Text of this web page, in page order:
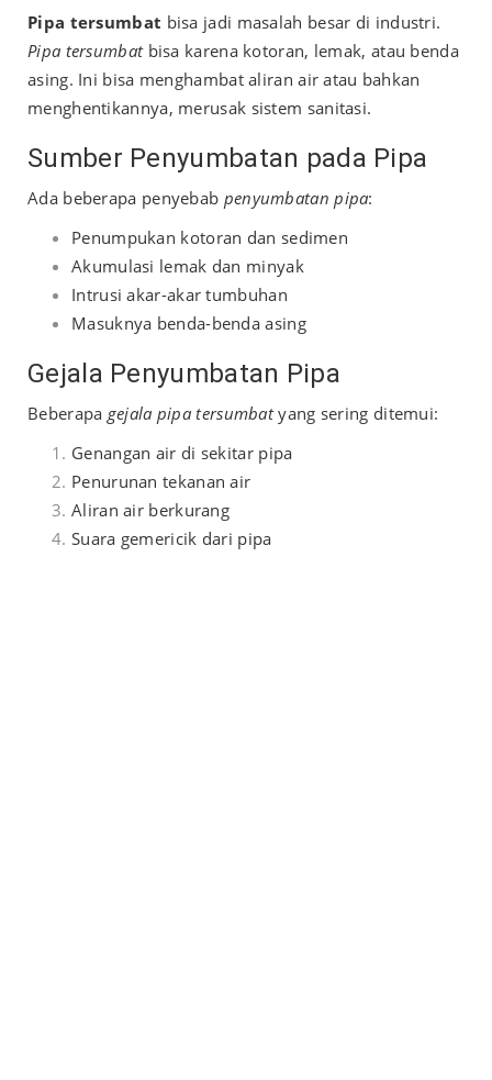
Pipa tersumbat bisa jadi masalah besar di industri.
Pipa tersumbatbisa karena kotoran, lemak, atau benda
asing. Ini bisa menghambat aliran air atau bahkan
menghentikannya, merusak sistem sanitasi.
Sumber Penyumbatan pada Pipa
Ada beberapa penyebab penyumbatan pipa:
Penumpukan kotoran dan sedimen
Akumulasi lemak dan minyak
Intrusi akar-akar tumbuhan
Masuknya benda-benda asing
Gejala Penyumbatan Pipa
Beberapa gejala pipa tersumbatyang sering ditemui:
Genangan air di sekitar pipa
Penurunan tekanan air
Aliran air berkurang
Suara gemericik dari pipa